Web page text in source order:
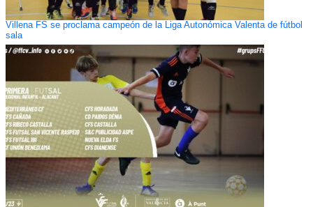
Villena FS se proclama campeón de la Liga Autonómica Valenta de fútbol
sala